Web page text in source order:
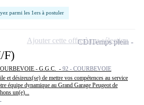
parmi les 1ers à postuler
F)
- G.G.C. - 92 - COURBEVOIE
et désireux(se) de mettre vos compétences au service
équipe dynamique au Grand Garage Peugeot de
un(e)...
CDITemps plein
Ajouter cette offre à ma sélection